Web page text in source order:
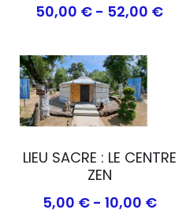
50,00 € - 52,00 €
LIEU SACRE : LE CENTRE
ZEN
5,00 € - 10,00 €